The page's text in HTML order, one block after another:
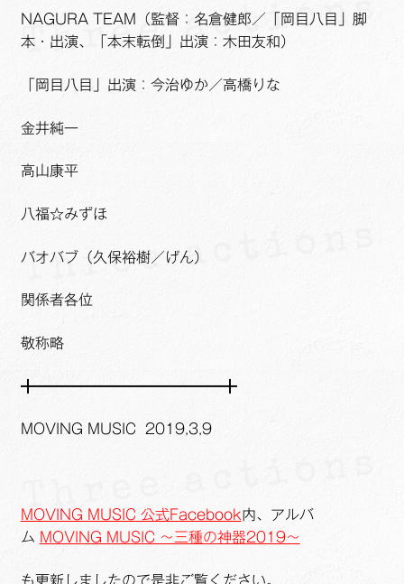
NAGURA TEAM（監督：名倉健郎／「岡目八目」脚
本・出演、「本末転倒」出演：木田友和）
「岡目八目」出演：今治ゆか／高橋りな
金井純一
高山康平
八福☆みずほ
バオバブ（久保裕樹／げん）
関係者各位
敬称略
╋━━━━━━━━━━━━━╋
MOVING MUSIC 2019,3,9
MOVING MUSIC 公式Facebook内、アルバ
ム MOVING MUSIC ～三種の神器2019～
も更新しましたので是非ご覧ください。